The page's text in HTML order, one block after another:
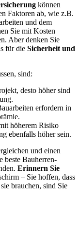
können
Faktoren ab, wie z.B.
und dem
Sie mit Kosten
Aber denken Sie
für die Sicherheit und
sind:
desto höher sind
erfordern in
höherem Risiko
ebenfalls höher sein.
und einen
beste Bauherren-
Erinnern Sie
– Sie hoffen, dass
brauchen, sind Sie